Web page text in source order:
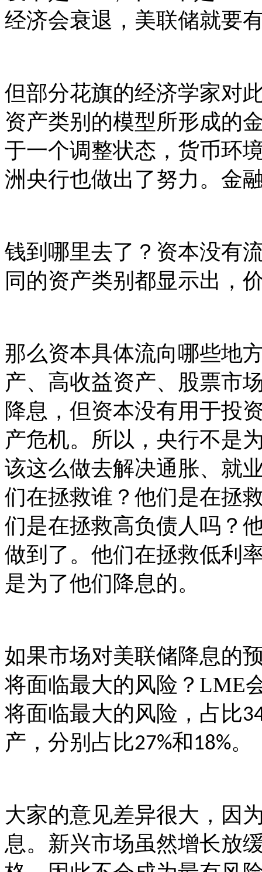
经济会衰退，美联储就要
但部分花旗的经济学家对
资产类别的模型所形成的
于一个调整状态，货币环
洲央行也做出了努力。金
钱到哪里去了？资本没有
同的资产类别都显示出，
那么资本具体流向哪些地
产、高收益资产、股票市
降息，但资本没有用于投
产危机。所以，央行不是
该这么做去解决通胀、就
们在拯救谁？他们是在拯
们是在拯救高负债人吗？
做到了。他们在拯救低利
是为了他们降息的。
如果市场对美联储降息的
将面临最大的风险？ LME
将面临最大的风险，占比
产，分别占比27%和18%。
大家的意见差异很大，因
息。新兴市场虽然增长放